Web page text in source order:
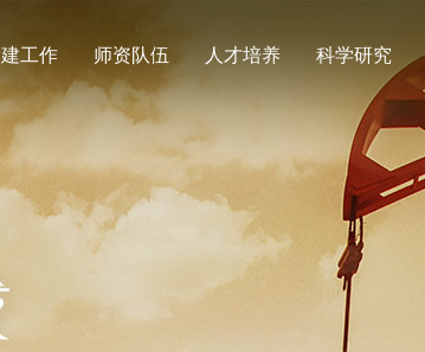
工作 师资队伍 人才培养 科学研究